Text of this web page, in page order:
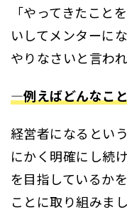
「やってきたこと
いしてメンターに
やりなさいと言わ
―例えばどんなこ
経営者になるとい
にかく明確にし続
を目指しているか
ことに取り組みまし